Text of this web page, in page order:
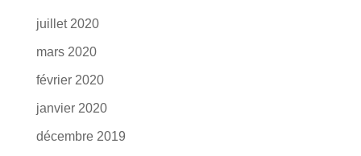
juillet 2020
mars 2020
février 2020
janvier 2020
décembre 2019